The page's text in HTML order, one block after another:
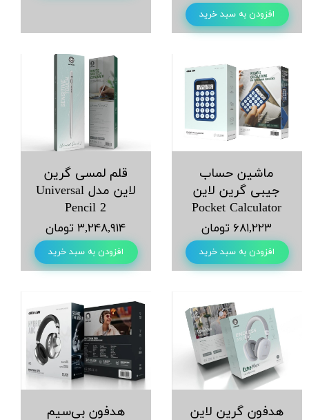
افزودن به سبد خرید
ماشین حساب
جیبی گرین لاین
Pocket Calculator
۶۸۱,۲۲۳ تومان
افزودن به سبد خرید
قلم لمسی گرین
لاین مدل Universal
Pencil 2
۳,۲۴۸,۹۱۴ تومان
افزودن به سبد خرید
هدفون گرین لاین هدفون بی‌سیم